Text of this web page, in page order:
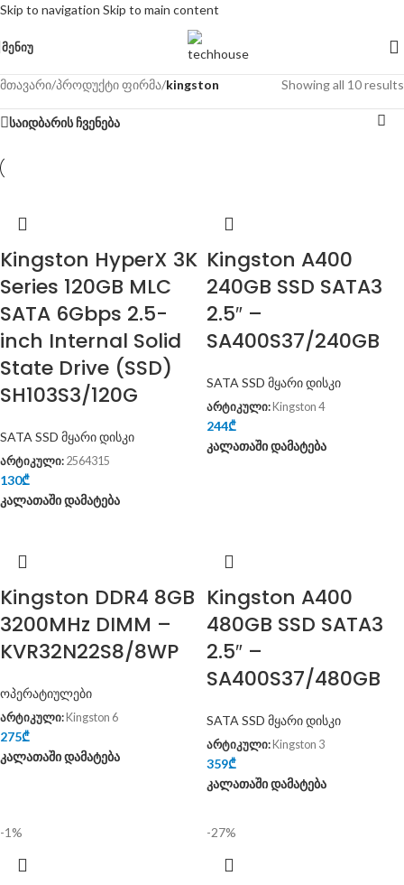
Skip to navigation Skip to main content
ᲛᲔᲜᲘᲣ
მთავარი/პროდუქტი ფირმა/kingston Showing all 10 results
საიდბარის ჩვენება
Kingston HyperX 3K
Series 120GB MLC
SATA 6Gbps 2.5-
inch Internal Solid
State Drive (SSD)
SH103S3/120G
SATA SSD მყარი დისკი
არტიკული: 2564315
130₾
კალათაში დამატება
Kingston A400
240GB SSD SATA3
2.5″ –
SA400S37/240GB
SATA SSD მყარი დისკი
არტიკული: Kingston 4
244₾
კალათაში დამატება
Kingston DDR4 8GB
3200MHz DIMM –
KVR32N22S8/8WP
ოპერატიულები
არტიკული:Kingston 6
275₾
კალათაში დამატება
Kingston A400
480GB SSD SATA3
2.5″ –
SA400S37/480GB
SATA SSD მყარი დისკი
არტიკული:Kingston 3
359₾
კალათაში დამატება
-1% -27%